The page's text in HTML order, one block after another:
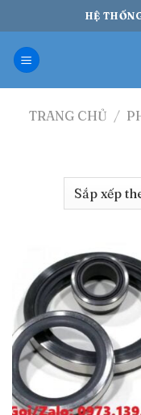
qua
nội
dung
HỆ
TRANG CHỦ /